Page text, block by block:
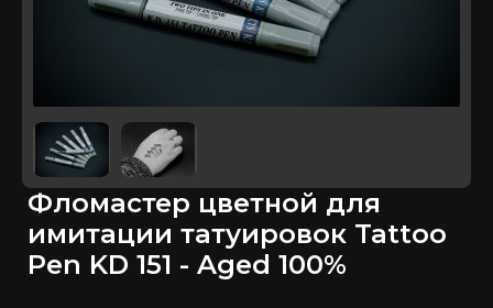
Фломастер цветной для
имитации татуировок Tattoo
Pen KD 151 - Aged 100%